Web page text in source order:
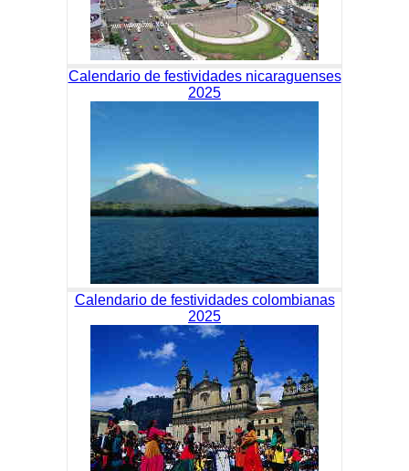
Calendario de festividades nicaraguenses
2025
Calendario de festividades colombianas
2025